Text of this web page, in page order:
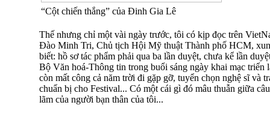
“Cột chiến thắng” của Đinh Gia Lê
Thế nhưng chỉ một vài ngày trước, tôi có kịp đọc trên
Đào Minh Tri, Chủ tịch Hội Mỹ thuật Thành phố HCM,
biết: hồ sơ tác phẩm phải qua ba lần duyệt, chưa kể lần
Bộ Văn hoá-Thông tin trong buổi sáng ngày khai mạc triển
còn mất công cả năm trời đi gặp gỡ, tuyển chọn nghệ sĩ và
chuẩn bị cho Festival... Có một cái gì đó mâu thuẫn giữa
lãm của người bạn thân của tôi...